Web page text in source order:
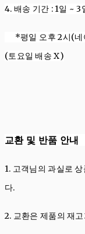
4. 배송 기간 : 1일 ~ 3
*평일 오후 2시(네
(토요일 배송 X)
교환 및 반품 안내
1. 고객님의 과실로
다.
2. 교환은 제품의 재